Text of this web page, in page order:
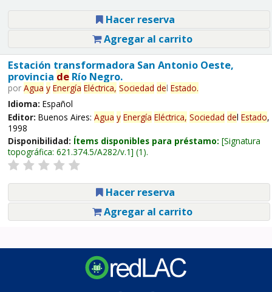
Hacer reserva
Agregar al carrito
Estación transformadora San Antonio Oeste,
provincia deRío Negro.
por Agua y Energía Eléctrica, Sociedad del Estado.
Idioma: Español
Editor: Buenos Aires: Agua y Energía Eléctrica, Sociedad del Estado,
1998
Disponibilidad: Ítems disponibles para préstamo: Signatura
topográfica: 621.374.5/A282/v.1 (1).
Hacer reserva
Agregar al carrito